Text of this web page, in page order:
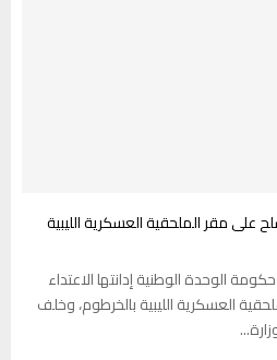
على مقر الملحقية العسكرية الليبية
الوحدة الوطنية إدانتها الاعتداء
العسكرية الليبية بالخرطوم، وخلف